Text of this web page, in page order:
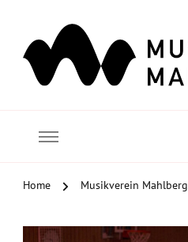
Home Musikverein Mahlberg